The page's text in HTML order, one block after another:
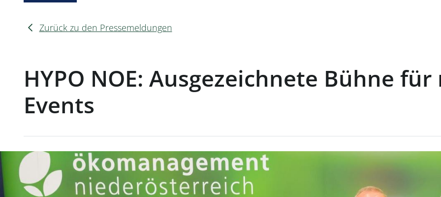
Zurück zu den Pressemeldungen
HYPO NOE: Ausgezeichnete Bühne
Events